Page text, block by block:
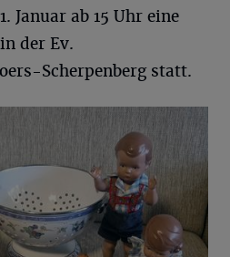
Januar ab 15 Uhr eine
der Ev.
Scherpenberg statt.